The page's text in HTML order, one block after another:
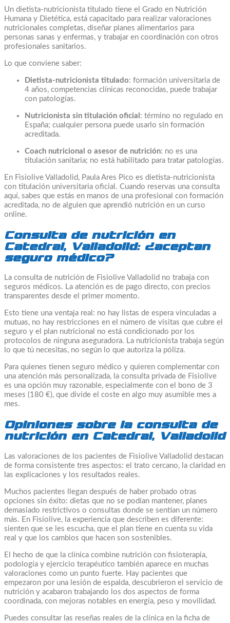
Un dietista-nutricionista titulado tiene el Grado en Nutrición
Humana y Dietética, está capacitado para realizar valoraciones
nutricionales completas, diseñar planes alimentarios para
personas sanas y enfermas, y trabajar en coordinación con otros
profesionales sanitarios.
Lo que conviene saber:
Dietista-nutricionista titulado: formación universitaria de
4 años, competencias clínicas reconocidas, puede trabajar
con patologías.
Nutricionista sin titulación oficial : término no regulado en
España; cualquier persona puede usarlo sin formación
acreditada.
Coach nutricional o asesor de nutrición: no es una
titulación sanitaria; no está habilitado para tratar patologías.
En Fisiolive Valladolid, Paula Ares Pico es dietista-nutricionista
con titulación universitaria oficial. Cuando reservas una consulta
aquí, sabes que estás en manos de una profesional con formación
acreditada, no de alguien que aprendió nutrición en un curso
online.
Consulta de nutrición en
Catedral, Valladolid: ¿aceptan
seguro médico?
La consulta de nutrición de Fisiolive Valladolid no trabaja con
seguros médicos. La atención es de pago directo, con precios
transparentes desde el primer momento.
Esto tiene una ventaja real: no hay listas de espera vinculadas a
mutuas, no hay restricciones en el número de visitas que cubre el
seguro y el plan nutricional no está condicionado por los
protocolos de ninguna aseguradora. La nutricionista trabaja según
lo que tú necesitas, no según lo que autoriza la póliza.
Para quienes tienen seguro médico y quieren complementar con
una atención más personalizada, la consulta privada de Fisiolive
es una opción muy razonable, especialmente con el bono de 3
meses (180 €), que divide el coste en algo muy asumible mes a
mes.
Opiniones sobre la consulta de
nutrición en Catedral, Valladolid
Las valoraciones de los pacientes de Fisiolive Valladolid destacan
de forma consistente tres aspectos: el trato cercano, la claridad en
las explicaciones y los resultados reales.
Muchos pacientes llegan después de haber probado otras
opciones sin éxito: dietas que no se podían mantener, planes
demasiado restrictivos o consultas donde se sentían un número
más. En Fisiolive, la experiencia que describen es diferente:
sienten que se les escucha, que el plan tiene en cuenta su vida
real y que los cambios que hacen son sostenibles.
El hecho de que la clínica combine nutrición con fisioterapia,
podología y ejercicio terapéutico también aparece en muchas
valoraciones como un punto fuerte. Hay pacientes que
empezaron por una lesión de espalda, descubrieron el servicio de
nutrición y acabaron trabajando los dos aspectos de forma
coordinada, con mejoras notables en energía, peso y movilidad.
Puedes consultar las reseñas reales de la clínica en la ficha de